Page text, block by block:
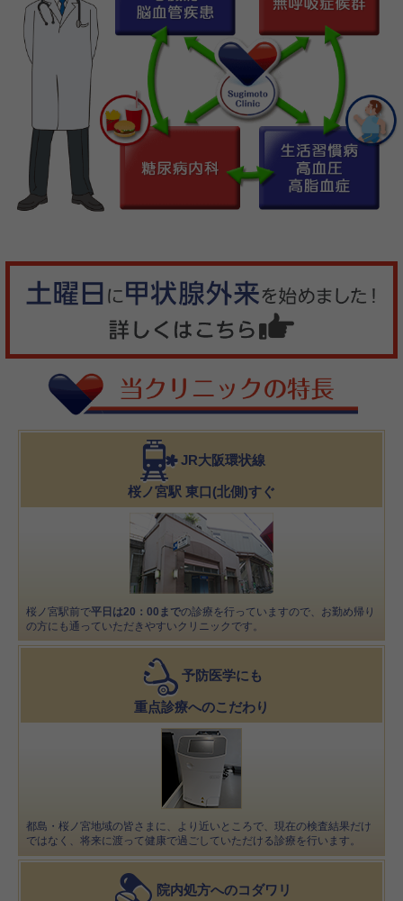
JR大阪環状線
桜ノ宮駅 東口(北側)すぐ
桜ノ宮駅前で平日は20：00までの診療を行っていますので、お勤め帰り
の方にも通っていただきやすいクリニックです。
予防医学にも
重点診療へのこだわり
都島・桜ノ宮地域の皆さまに、より近いところで、現在の検査結果だけ
ではなく、将来に渡って健康で過ごしていただける診療を行います。
院内処方へのコダワリ